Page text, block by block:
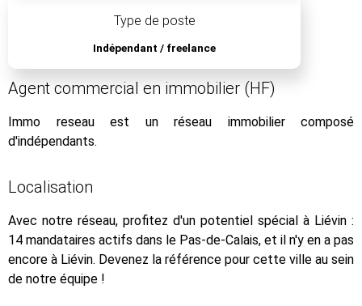
Type de poste
Indépendant / freelance
Agent commercial en immobilier (HF)
Immo reseau est un réseau immobilier composé
d'indépendants.
Localisation
Avec notre réseau, profitez d'un potentiel spécial à Liévin :
14 mandataires actifs dans le Pas-de-Calais, et il n'y en a pas
encore à Liévin. Devenez la référence pour cette ville au sein
de notre équipe !